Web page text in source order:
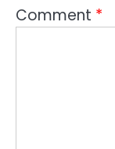
Comment *